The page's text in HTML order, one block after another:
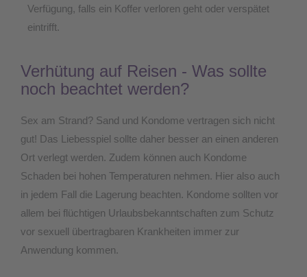
Verfügung, falls ein Koffer verloren geht oder verspätet
eintrifft.
Verhütung auf Reisen - Was sollte
noch beachtet werden?
Sex am Strand? Sand und Kondome vertragen sich nicht
gut! Das Liebesspiel sollte daher besser an einen anderen
Ort verlegt werden. Zudem können auch Kondome
Schaden bei hohen Temperaturen nehmen. Hier also auch
in jedem Fall die Lagerung beachten. Kondome sollten vor
allem bei flüchtigen Urlaubsbekanntschaften zum Schutz
vor sexuell übertragbaren Krankheiten immer zur
Anwendung kommen.